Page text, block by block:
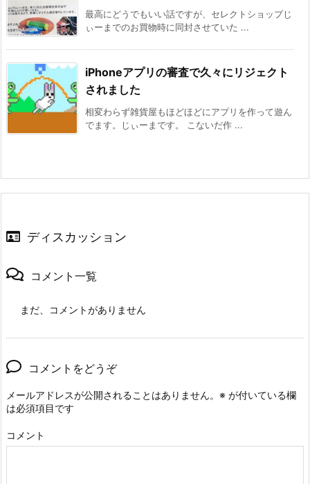
最高にどうでもいい話ですが、セレクトショップじ
ぃーまでのお買物時に同封させていた ...
iPhoneアプリの審査で久々にリジェクト
されました
相変わらず雑貨屋もほどほどにアプリを作って遊ん
でます。じぃーまです。 こないだ作 ...
ディスカッション
コメント一覧
まだ、コメントがありません
コメントをどうぞ
メールアドレスが公開されることはありません。 ※ が付いている欄
は必須項目です
コメント